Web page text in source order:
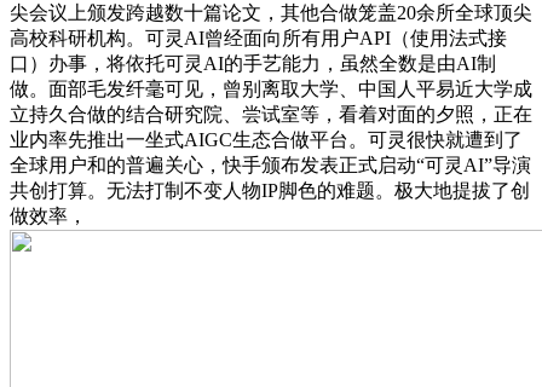
尖会议上颁发跨越数十篇论文，其他合做笼盖20余所全球顶尖
高校科研机构。可灵AI曾经面向所有用户API（使用法式接
口）办事，将依托可灵AI的手艺能力，虽然全数是由AI制
做。面部毛发纤毫可见，曾别离取大学、中国人平易近大学成
立持久合做的结合研究院、尝试室等，看着对面的夕照，正在
业内率先推出一坐式AIGC生态合做平台。可灵很快就遭到了
全球用户和的普遍关心，快手颁布发表正式启动“可灵AI”导演
共创打算。无法打制不变人物IP脚色的难题。极大地提拔了创
做效率，